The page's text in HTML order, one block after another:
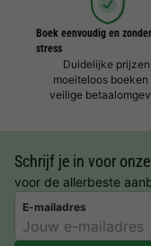
Boek eenvoudig en zonder
stress
Duidelijke
moeiteloos boeken
veilige
Schrijf je in voor
voor de allerbeste
E-mailadres